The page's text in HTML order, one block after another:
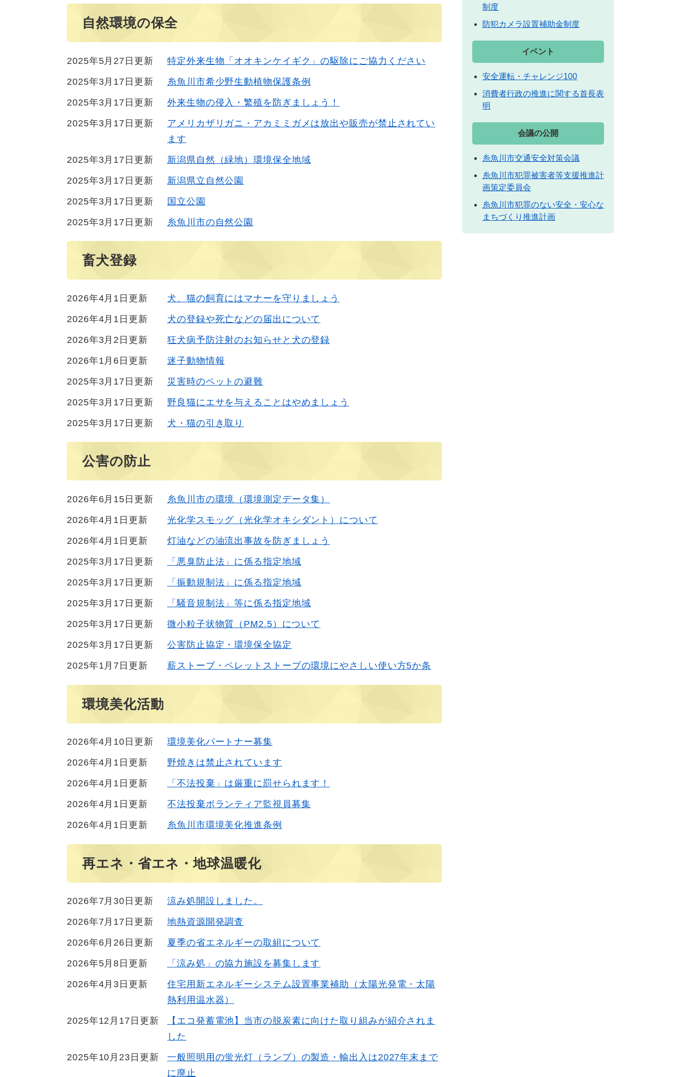
自然環境の保全
2025年5月27日更新 特定外来生物「オオキンケイギク」の駆除にご協力ください
2025年3月17日更新 糸魚川市希少野生動植物保護条例
2025年3月17日更新 外来生物の侵入・繁殖を防ぎましょう！
2025年3月17日更新
アメリカザリガニ・アカミミガメは放出や販売が禁止されてい
ます
2025年3月17日更新 新潟県自然（緑地）環境保全地域
2025年3月17日更新 新潟県立自然公園
2025年3月17日更新 国立公園
2025年3月17日更新 糸魚川市の自然公園
畜犬登録
2026年4月1日更新 犬、猫の飼育にはマナーを守りましょう
2026年4月1日更新 犬の登録や死亡などの届出について
2026年3月2日更新 狂犬病予防注射のお知らせと犬の登録
2026年1月6日更新 迷子動物情報
2025年3月17日更新 災害時のペットの避難
2025年3月17日更新 野良猫にエサを与えることはやめましょう
2025年3月17日更新 犬・猫の引き取り
公害の防止
2026年6月15日更新 糸魚川市の環境（環境測定データ集）
2026年4月1日更新 光化学スモッグ（光化学オキシダント）について
2026年4月1日更新 灯油などの油流出事故を防ぎましょう
2025年3月17日更新 「悪臭防止法」に係る指定地域
2025年3月17日更新 「振動規制法」に係る指定地域
2025年3月17日更新 「騒音規制法」等に係る指定地域
2025年3月17日更新 微小粒子状物質（PM2.5）について
2025年3月17日更新 公害防止協定・環境保全協定
2025年1月7日更新 薪ストーブ・ペレットストーブの環境にやさしい使い方5か条
環境美化活動
2026年4月10日更新 環境美化パートナー募集
2026年4月1日更新 野焼きは禁止されています
2026年4月1日更新 「不法投棄」は厳重に罰せられます！
2026年4月1日更新 不法投棄ボランティア監視員募集
2026年4月1日更新 糸魚川市環境美化推進条例
再エネ・省エネ・地球温暖化
2026年7月30日更新 涼み処開設しました。
2026年7月17日更新 地熱資源開発調査
2026年6月26日更新 夏季の省エネルギーの取組について
2026年5月8日更新 「涼み処」の協力施設を募集します
2026年4月3日更新
住宅用新エネルギーシステム設置事業補助（太陽光発電・太陽
熱利用温水器）
2025年12月17日更新
【エコ発蓄電池】当市の脱炭素に向けた取り組みが紹介されま
した
2025年10月23日更新
一般照明用の蛍光灯（ランプ）の製造・輸出入は2027年末まで
に廃止
制度
防犯カメラ設置補助金制度
イベント
安全運転・チャレンジ100
消費者行政の推進に関する首長表
明
会議の公開
糸魚川市交通安全対策会議
糸魚川市犯罪被害者等支援推進計
画策定委員会
糸魚川市犯罪のない安全・安心な
まちづくり推進計画